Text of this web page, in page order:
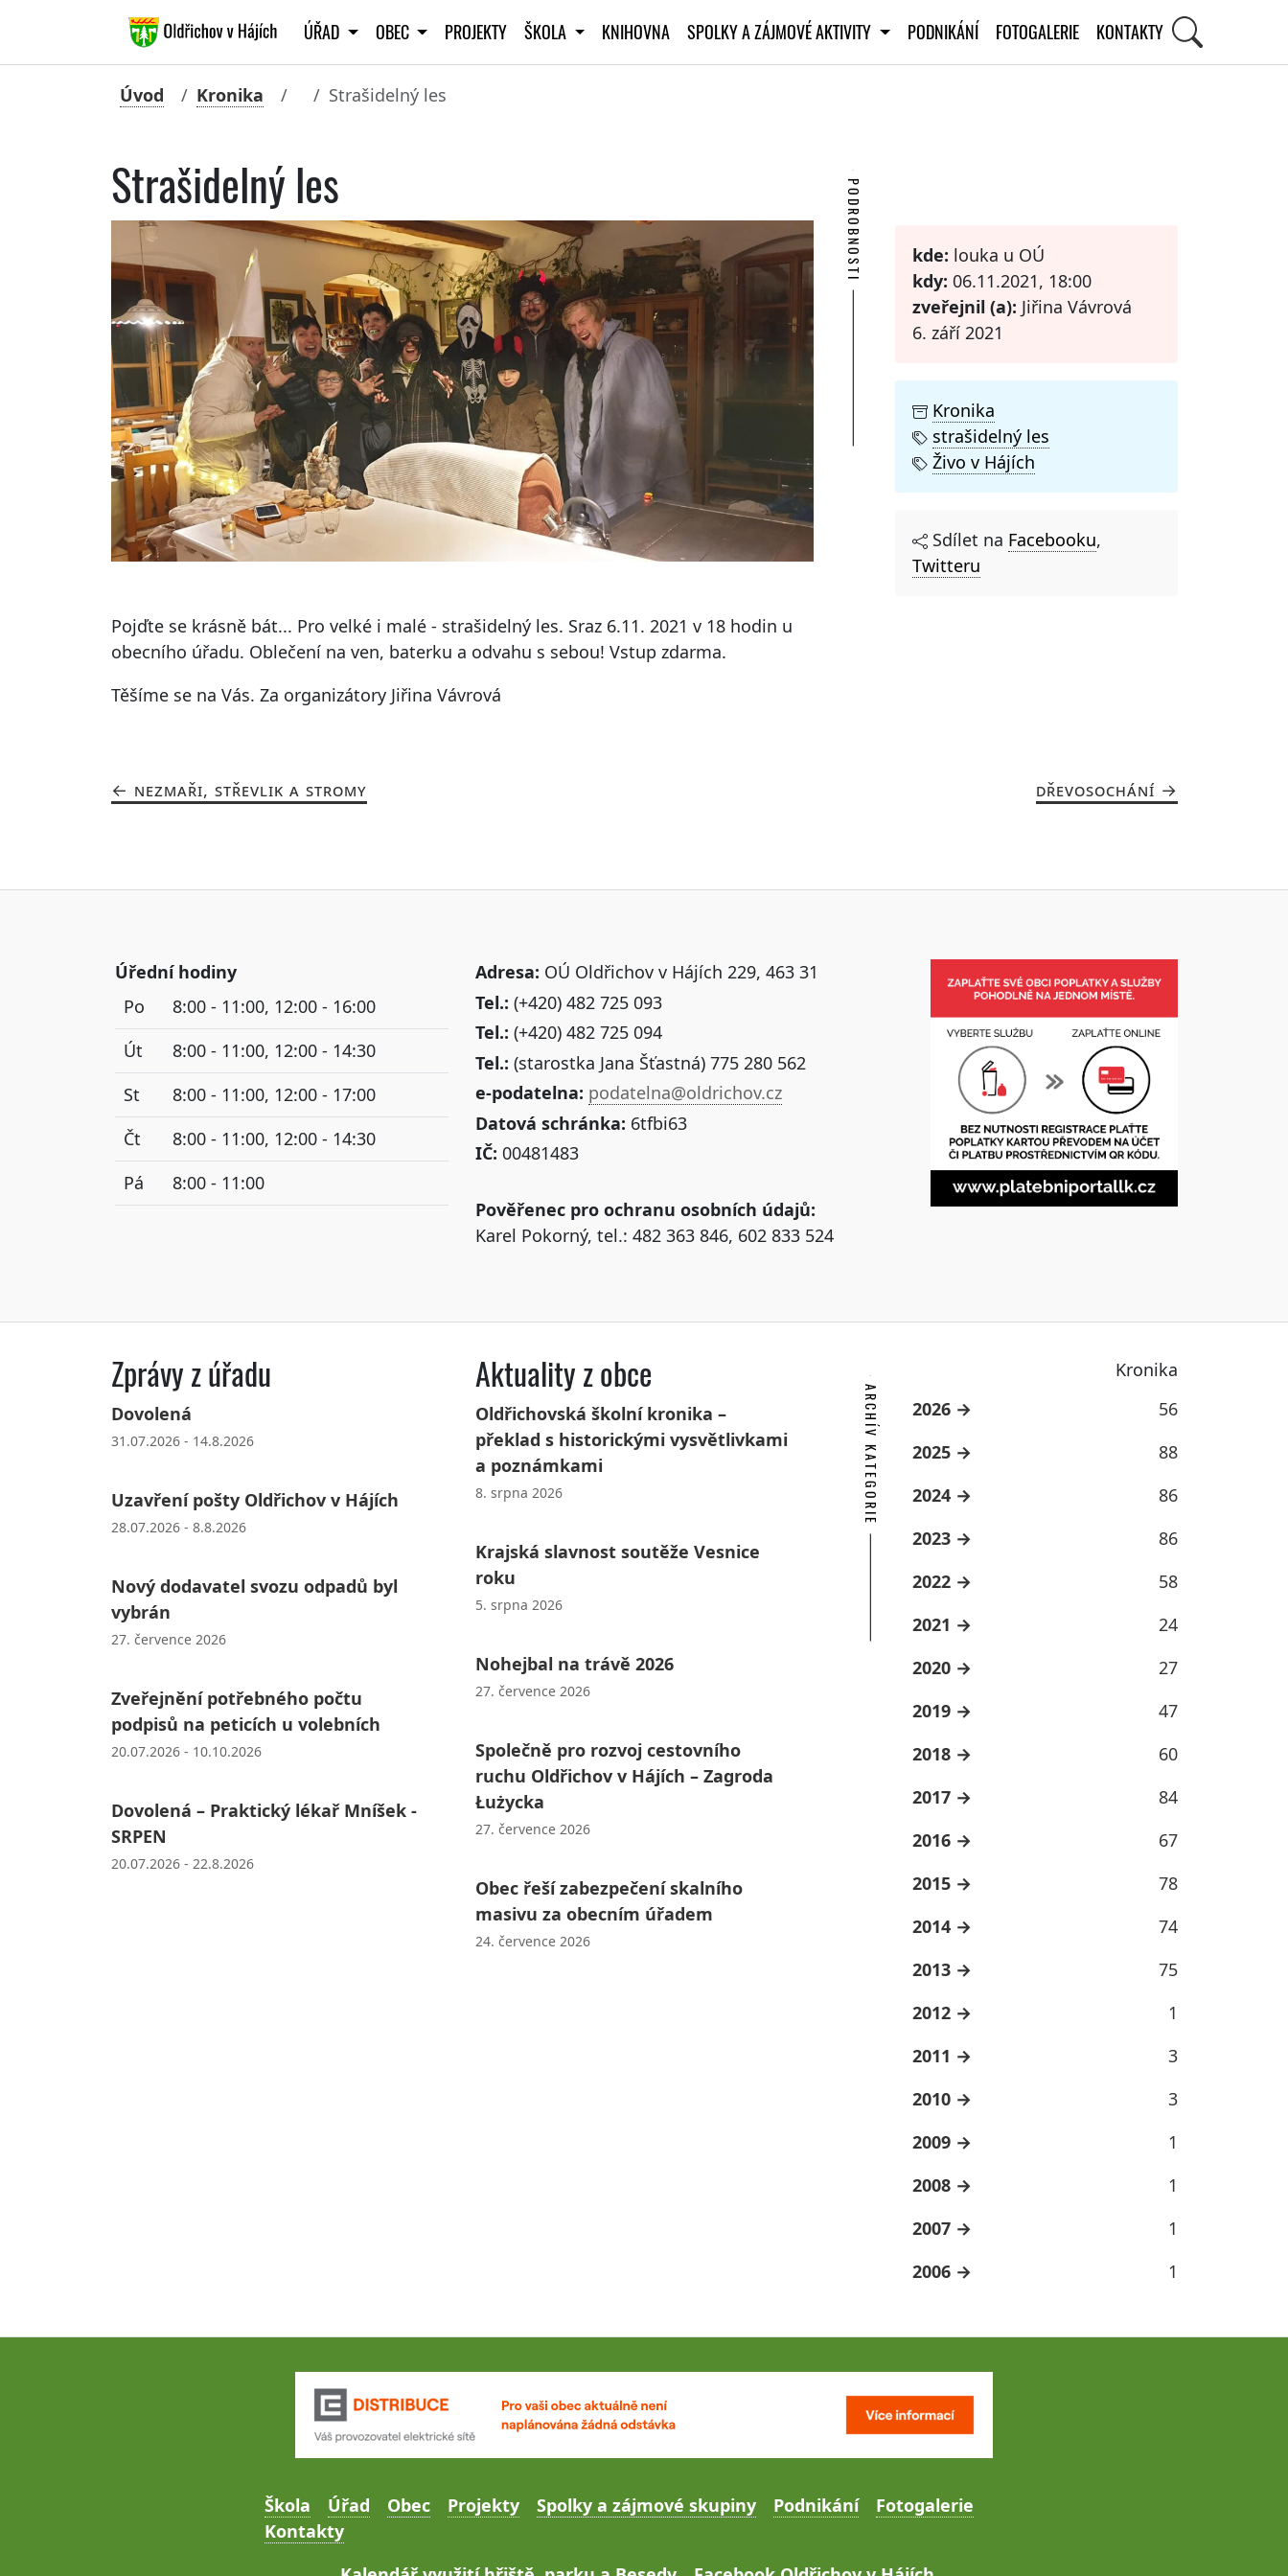
ÚŘAD OBEC PROJEKTY ŠKOLA KNIHOVNA SPOLKY A ZÁJMOVÉ AKTIVITY PODNIKÁNÍ FOTOGALERIE KONTAKTY
Úvod Kronika Strašidelný les
Strašidelný les
Pojďte se krásně bát... Pro velké i malé - strašidelný les. Sraz 6.11. 2021 v 18 hodin u
obecního úřadu. Oblečení na ven, baterku a odvahu s sebou! Vstup zdarma.
Těšíme se na Vás. Za organizátory Jiřina Vávrová
PODROBNOSTI kde: louka u OÚ
kdy: 06.11.2021, 18:00
zveřejnil (a): Jiřina Vávrová
6. září 2021
Kronika
strašidelný les
Živo v Hájích
Sdílet na Facebooku,
Twitteru
NEZMAŘI, STŘEVLIK A STROMY DŘEVOSOCHÁNÍ
Úřední hodiny
Po
8:00 - 11:00, 12:00 - 16:00
Út
8:00 - 11:00, 12:00 - 14:30
St
8:00 - 11:00, 12:00 - 17:00
Čt
8:00 - 11:00, 12:00 - 14:30
Pá
8:00 - 11:00
Adresa: OÚ Oldřichov v Hájích 229, 463 31
Tel.: (+420) 482 725 093
Tel.: (+420) 482 725 094
Tel.: (starostka Jana Šťastná) 775 280 562
e-podatelna: podatelna@oldrichov.cz
Datová schránka: 6tfbi63
IČ: 00481483
Pověřenec pro ochranu osobních údajů:
Karel Pokorný, tel.: 482 363 846, 602 833 524
Zprávy z úřadu
Dovolená
31.07.2026 - 14.8.2026
Uzavření pošty Oldřichov v Hájích
28.07.2026 - 8.8.2026
Nový dodavatel svozu odpadů byl
vybrán
27. července 2026
Zveřejnění potřebného počtu
podpisů na peticích u volebních
20.07.2026 - 10.10.2026
Dovolená – Praktický lékař Mníšek -
SRPEN
20.07.2026 - 22.8.2026
Aktuality z obce
Oldřichovská školní kronika –
překlad s historickými vysvětlivkami
a poznámkami
8. srpna 2026
Krajská slavnost soutěže Vesnice
roku
5. srpna 2026
Nohejbal na trávě 2026
27. července 2026
Společně pro rozvoj cestovního
ruchu Oldřichov v Hájích – Zagroda
Łużycka
27. července 2026
Obec řeší zabezpečení skalního
masivu za obecním úřadem
24. července 2026
Kronika
ARCHÍV KATEGORIE 2026
56
2025
88
2024
86
2023
86
2022
58
2021
24
2020
27
2019
47
2018
60
2017
84
2016
67
2015
78
2014
74
2013
75
2012
1
2011
3
2010
3
2009
1
2008
1
2007
1
2006
1
Škola Úřad Obec Projekty Spolky a zájmové skupiny Podnikání
Fotogalerie
Kontakty